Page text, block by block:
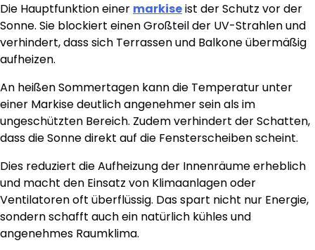
Die Hauptfunktion einer markiseist der Schutz vor der
Sonne. Sie blockiert einen Großteil der UV-Strahlen und
verhindert, dass sich Terrassen und Balkone übermäßig
aufheizen.
An heißen Sommertagen kann die Temperatur unter
einer Markise deutlich angenehmer sein als im
ungeschützten Bereich. Zudem verhindert der Schatten,
dass die Sonne direkt auf die Fensterscheiben scheint.
Dies reduziert die Aufheizung der Innenräume erheblich
und macht den Einsatz von Klimaanlagen oder
Ventilatoren oft überflüssig. Das spart nicht nur Energie,
sondern schafft auch ein natürlich kühles und
angenehmes Raumklima.